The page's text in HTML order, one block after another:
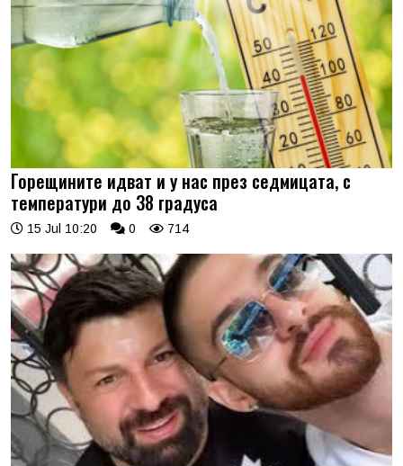
Горещините идват и у нас през седмицата, с
температури до 38 градуса
15 Jul 10:20 0 714